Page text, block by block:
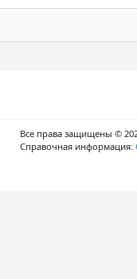
Все права защищены ©
Справочная информация: